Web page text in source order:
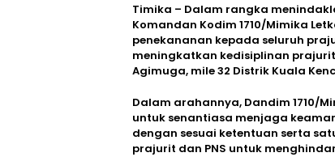
Timika – Dalam rangka
Komandan Kodim 1710/Mimika
penekananan kepada seluruh
meningkatkan kedisiplinan
Agimuga, mile 32 Distrik Kuala
Dalam arahannya, Dandim 1710/
untuk senantiasa menjaga
dengan sesuai ketentuan serta
prajurit dan PNS untuk